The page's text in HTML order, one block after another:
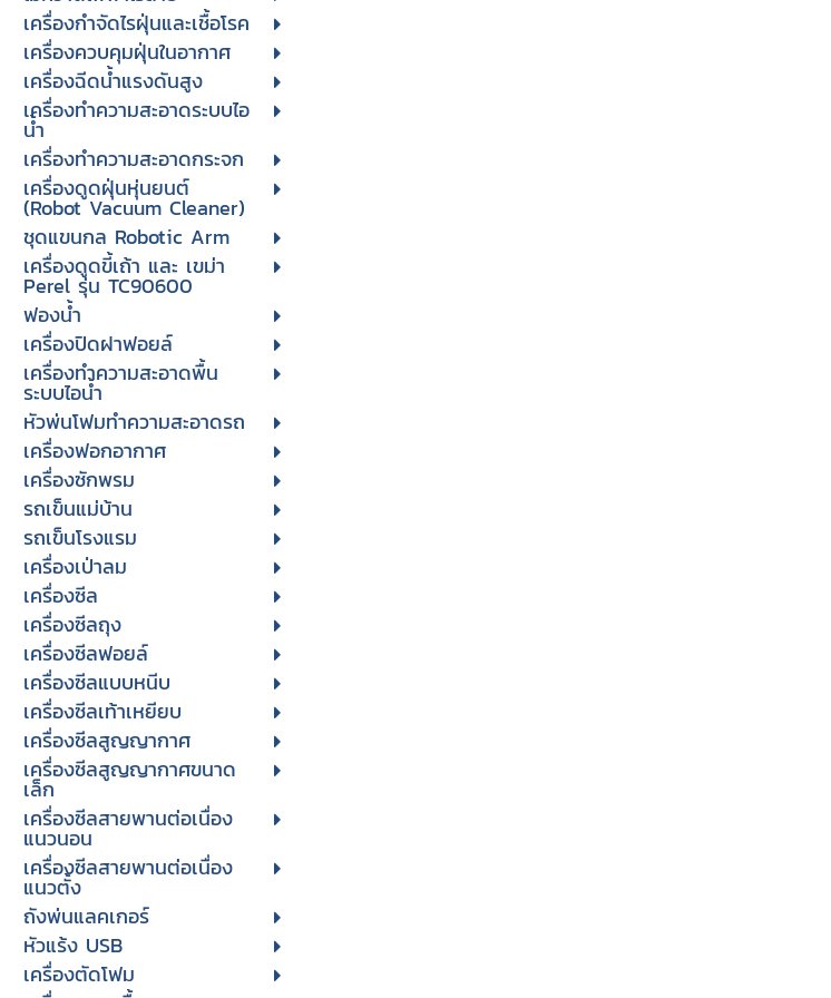
เครื่องกำจัดไรฝุ่นและเชื้อโรค
เครื่องควบคุมฝุ่นในอากาศ
เครื่องฉีดน้ำแรงดันสูง
เครื่องทำความสะอาดระบบไอ
น้ำ
เครื่องทำความสะอาดกระจก
เครื่องดูดฝุ่นหุ่นยนต์
(Robot Vacuum Cleaner)
ชุดแขนกล Robotic Arm
เครื่องดูดขี้เถ้า และ เขม่า
Perel รุ่น TC90600
ฟองน้ำ
เครื่องปิดฝาฟอยล์
เครื่องทำความสะอาดพื้น
ระบบไอน้ำ
หัวพ่นโฟมทำความสะอาดรถ
เครื่องฟอกอากาศ
เครื่องซักพรม
รถเข็นแม่บ้าน
รถเข็นโรงแรม
เครื่องเป่าลม
เครื่องซีล
เครื่องซีลถุง
เครื่องซีลฟอยล์
เครื่องซีลแบบหนีบ
เครื่องซีลเท้าเหยียบ
เครื่องซีลสูญญากาศ
เครื่องซีลสูญญากาศขนาด
เล็ก
เครื่องซีลสายพานต่อเนื่อง
แนวนอน
เครื่องซีลสายพานต่อเนื่อง
แนวตั้ง
ถังพ่นแลคเกอร์
หัวแร้ง USB
เครื่องตัดโฟม